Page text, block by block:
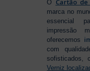
O Cartão de
marca no
essencial
impressão
oferecemos
com
sofisticados,
Verniz